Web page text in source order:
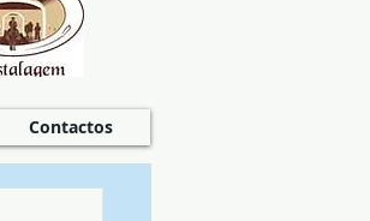
Contactos